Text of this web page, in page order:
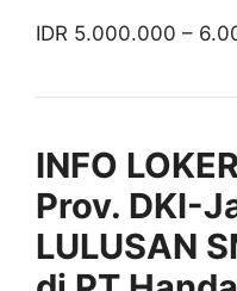
IDR 5.000.000 –
INFO
Prov. DKI-
LULUSAN